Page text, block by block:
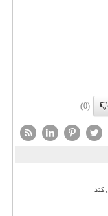
(0)
کند